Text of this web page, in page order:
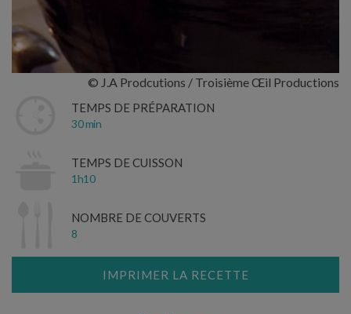
© J.A Prodcutions / Troisième Œil Productions
TEMPS DE PRÉPARATION
30 min
TEMPS DE CUISSON
1h10
NOMBRE DE COUVERTS
8
IMPRIMER LA RECETTE